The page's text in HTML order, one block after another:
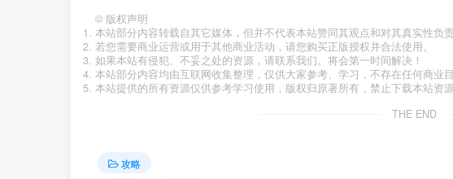
© 版权声明
本站部分内容转载自其它媒体，但并不代表本站赞同其观点和对其真实性负责
若您需要商业运营或用于其他商业活动，请您购买正版授权并合法使用。
如果本站有侵犯、不妥之处的资源，请联系我们。将会第一时间解决！
本站部分内容均由互联网收集整理，仅供大家参考、学习，不存在任何商业目
本站提供的所有资源仅供参考学习使用，版权归原著所有，禁止下载本站资
THE END
攻略